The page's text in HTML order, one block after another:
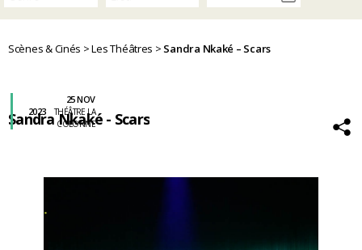
Scènes & Cinés >Les Théâtres > Sandra Nkaké – Scars
Sandra Nkaké - Scars
25 NOV
2023
THÉÂTRE LA
COLONNE